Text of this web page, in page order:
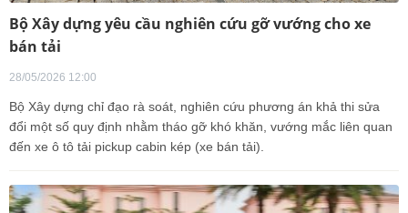
Bộ Xây dựng yêu cầu nghiên cứu gỡ vướng cho xe
bán tải
28/05/2026 12:00
Bộ Xây dựng chỉ đạo rà soát, nghiên cứu phương án khả thi sửa
đổi một số quy định nhằm tháo gỡ khó khăn, vướng mắc liên quan
đến xe ô tô tải pickup cabin kép (xe bán tải).